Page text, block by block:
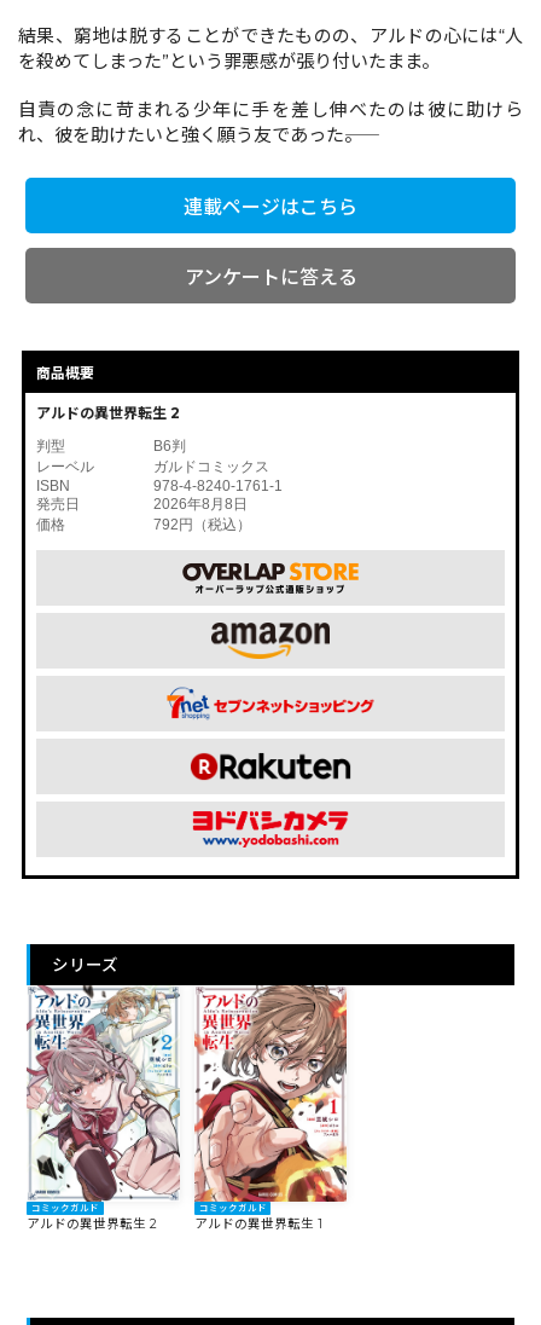
コミックエッセイ
閉じる
結果、窮地は脱することができたものの、アルドの心には“人
を殺めてしまった”という罪悪感が張り付いたまま。
自責の念に苛まれる少年に手を差し伸べたのは彼に助けら
れ、彼を助けたいと強く願う友であった――。
連載ページはこちら
アンケートに答える
商品概要
アルドの異世界転生 2
判型
B6判
レーベル
ガルドコミックス
ISBN
978-4-8240-1761-1
発売日
2026年8月8日
価格
792円（税込）
シリーズ
コミックガルド
アルドの異世界転生 2
コミックガルド
アルドの異世界転生 1